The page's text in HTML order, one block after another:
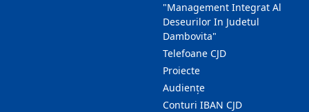
"Management Integrat Al
Deseurilor In Judetul
Dambovita"
Telefoane CJD
Proiecte
Audienţe
Conturi IBAN CJD